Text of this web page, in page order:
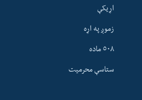
له مونږ سره په تماس کې پاتې شئ
اړیکې
زموږ په اړه
٥٠٨ ماده
ستاسې محرمیت